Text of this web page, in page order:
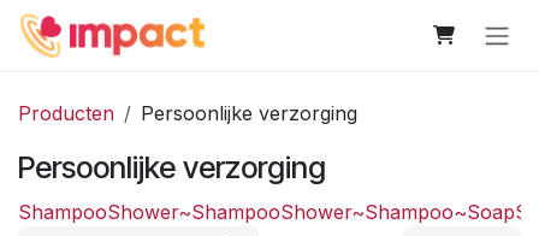
Overslaan naar inhoud
Producten Persoonlijke verzorging
Persoonlijke verzorging
ShampooShower~ShampooShower~Shampoo~Soap